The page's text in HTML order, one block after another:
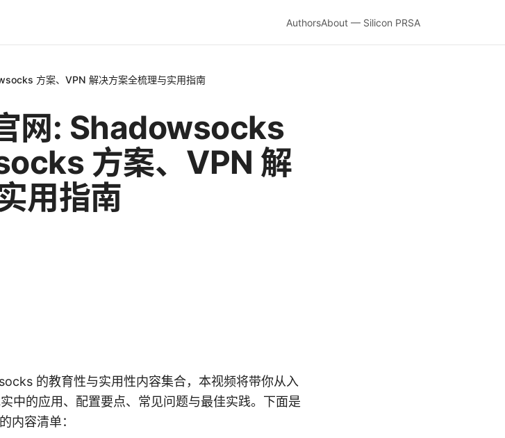
AuthorsAbout — Silicon PRSA
方案、VPN 解决方案全梳理与实用指南
网: Shadowsocks
方案、VPN 解
用指南
的教育性与实用性内容集合，本视频将带你从入
中的应用、配置要点、常见问题与最佳实践。下面是
内容清单：